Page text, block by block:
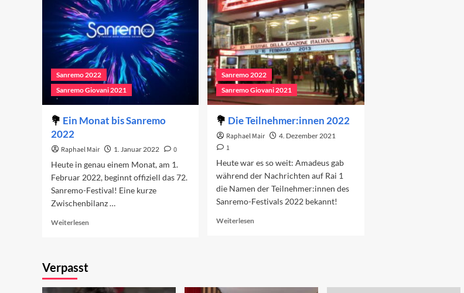
Sanremo 2022
Sanremo Giovani 2021
Ein Monat bis Sanremo
2022
Raphael Mair 1. Januar 2022
0
Heute in genau einem Monat, am 1.
Februar 2022, beginnt offiziell das 72.
Sanremo-Festival! Eine kurze
Zwischenbilanz …
Weiterlesen
Sanremo
Sanremo 2022
Sanremo Giovani 2021
Die Teilnehmer:innen 2022
Raphael Mair 4. Dezember 2021
1
Heute war es so weit: Amadeus gab
während der Nachrichten auf Rai 1
die Namen der Teilnehmer:innen des
Sanremo-Festivals 2022 bekannt!
Weiterlesen
Verpasst